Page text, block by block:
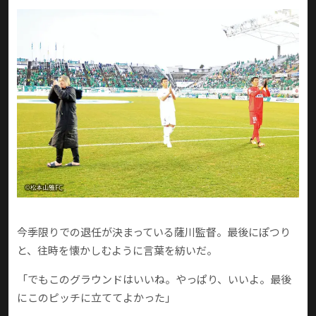
今季限りでの退任が決まっている薩川監督。最後にぽつり
と、往時を懐かしむように言葉を紡いだ。
「でもこのグラウンドはいいね。やっぱり、いいよ。最後
にこのピッチに立ててよかった」